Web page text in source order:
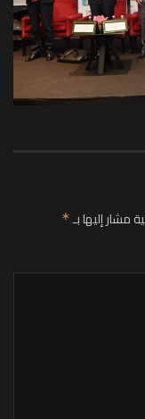
مشار إليها بـ*